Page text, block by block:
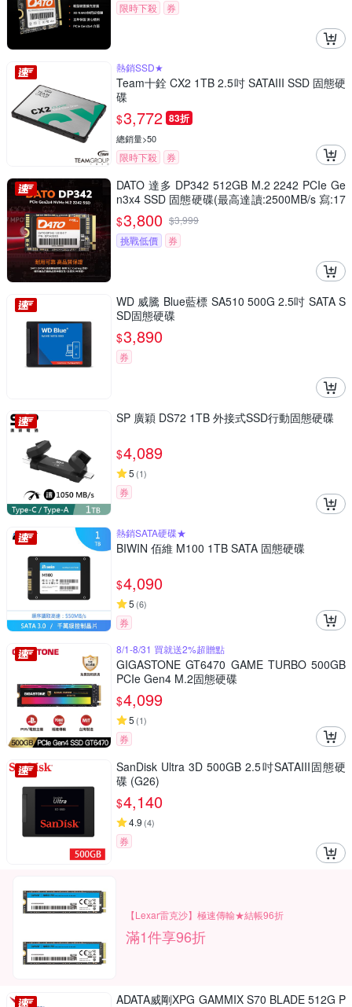
限時下殺
券
熱銷SSD★
Team十銓 CX2 1TB 2.5吋 SATAIII SSD 固態硬
碟
$3,772 83折
總銷量>50
限時下殺 券
DATO 達多 DP342 512GB M.2 2242 PCIe Ge
n3x4 SSD 固態硬碟(最高達讀:2500MB/s 寫:17
00MB/s)
$3,800 $3,999
挑戰低價
券
WD 威騰 Blue藍標 SA510 500G 2.5吋 SATA S
SD固態硬碟
$3,890
券
SP 廣穎 DS72 1TB 外接式SSD行動固態硬碟
$4,089
5 (1)
券
熱銷SATA硬碟★
BIWIN 佰維 M100 1TB SATA 固態硬碟
$4,090
5 (6)
券
8/1-8/31 買就送2%超贈點
GIGASTONE GT6470 GAME TURBO 500GB
PCIe Gen4 M.2固態硬碟
$4,099
5 (1)
券
SanDisk Ultra 3D 500GB 2.5吋SATAIII固態硬
碟 (G26)
$4,140
4.9 (4)
券
【Lexar雷克沙】極速傳輸★結帳96折
滿1件享96折
ADATA威剛XPG GAMMIX S70 BLADE 512G P